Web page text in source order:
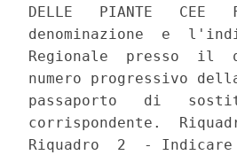
DELLE   PIANTE   CEE
denominazione  e
Regionale  presso  il
numero progressivo
passaporto   di
corrispondente.
Riquadro  2  - Indicare